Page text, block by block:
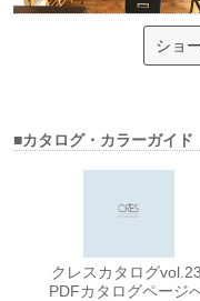
ショ
■カタログ・カラーガイド
クレスカタログvol.23
PDFカタログページ